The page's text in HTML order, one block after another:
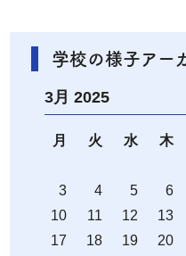
学校の様子アー
3月 2025
月 火 水 木
3
4 5 6
10
11 12 13
17
18 19 20